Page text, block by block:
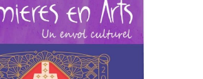
ses émotions au cœur
petits reportages photos et